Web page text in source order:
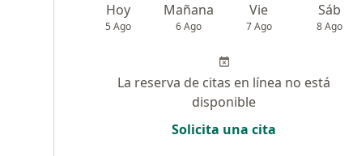
Hoy
5 Ago
Mañana
6 Ago
Vie
7 Ago
Sáb
8 Ago
La reserva de citas en línea no está
disponible
Solicita una cita